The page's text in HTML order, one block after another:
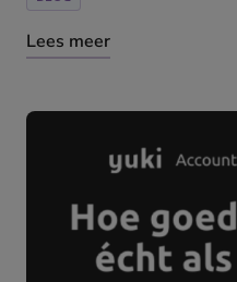
Lees meer